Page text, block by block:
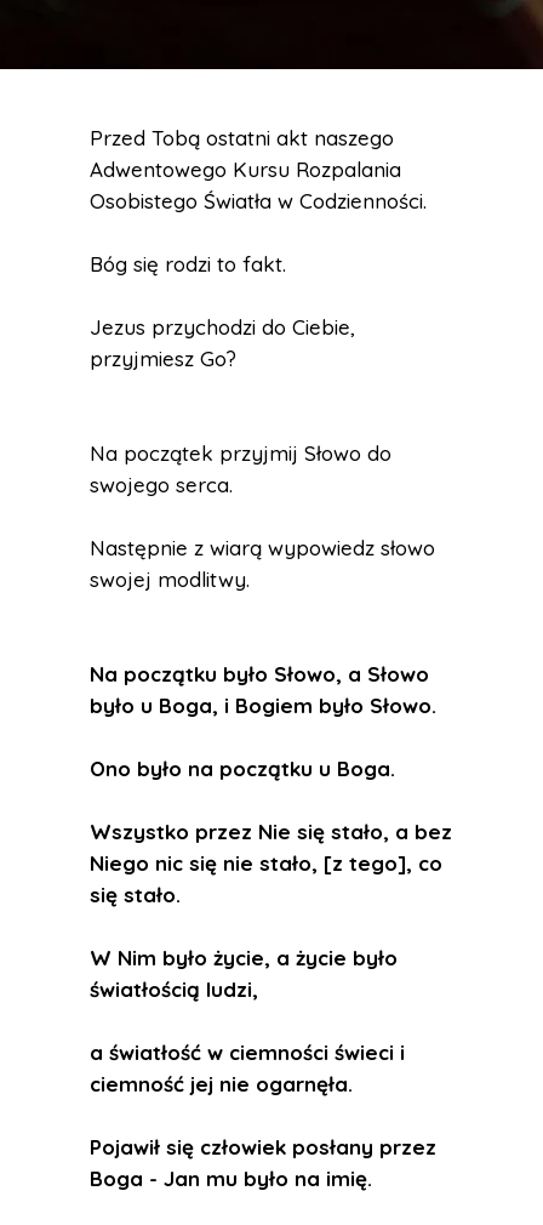
Przed Tobą ostatni akt naszego
Adwentowego Kursu Rozpalania
Osobistego Światła w Codzienności.
Bóg się rodzi to fakt.
Jezus przychodzi do Ciebie,
przyjmiesz Go?
Na początek przyjmij Słowo do
swojego serca.
Następnie z wiarą wypowiedz słowo
swojej modlitwy.
Na początku było Słowo, a Słowo
było u Boga, i Bogiem było Słowo.
Ono było na początku u Boga.
Wszystko przez Nie się stało, a bez
Niego nic się nie stało, [z tego], co
się stało.
W Nim było życie, a życie było
światłością ludzi,
a światłość w ciemności świeci i
ciemność jej nie ogarnęła.
Pojawił się człowiek posłany przez
Boga - Jan mu było na imię.